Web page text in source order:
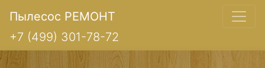
Пылесос РЕМОНТ
+7 (499) 301-78-72